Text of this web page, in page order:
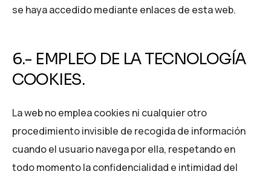
se haya accedido mediante enlaces de esta web.
6.- EMPLEO DE LA TECNOLOGÍA
COOKIES.
La web no emplea cookies ni cualquier otro
procedimiento invisible de recogida de información
cuando el usuario navega por ella, respetando en
todo momento la confidencialidad e intimidad del